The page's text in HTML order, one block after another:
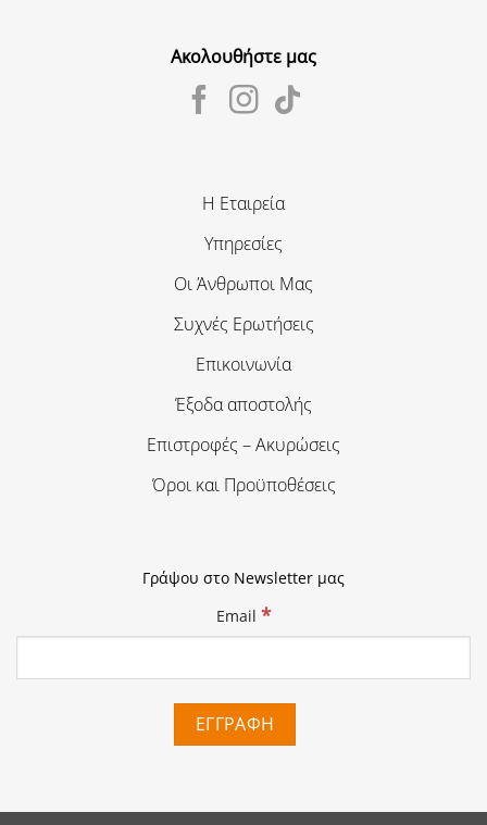
Ακολουθήστε μας
Η Εταιρεία
Υπηρεσίες
Οι Άνθρωποι Μας
Συχνές Ερωτήσεις
Επικοινωνία
Έξοδα αποστολής
Επιστροφές – Ακυρώσεις
Όροι και Προϋποθέσεις
Γράψου στο Newsletter μας
Email *